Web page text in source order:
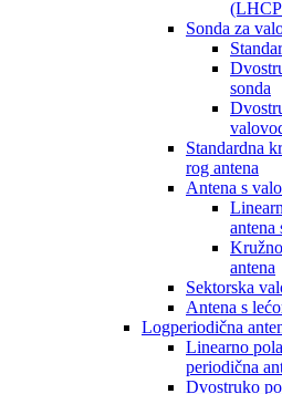
Sonda za
sonda
Standardna
rog antena
Antena s
antena
antena
Sektorska
Antena s
Logperiodična
Linearno
periodična
Dvostruko